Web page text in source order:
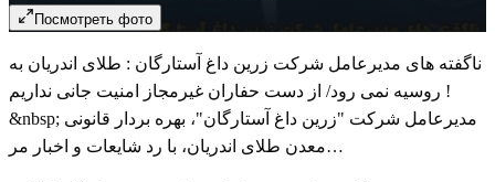
Посмотреть фото
ناگفته های مدیرعامل شرکت زرین داغ آستارگان : طلای اندریان به
روسیه نمی رود/ از دست حفاران غیرمجاز امنیت جانی نداریم !
&nbsp; مدیرعامل شرکت "زرین داغ آستارگان"، بهره بردار قانونی
معدن طلای اندریان، با رد شایعات و اخبار مر…